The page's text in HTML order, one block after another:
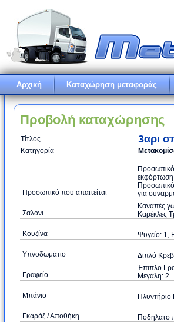
Αρχική Καταχώρηση μεταφοράς
Προβολή καταχώρησης
Τίτλος 3αρι
Κατηγορία
Προσωπικό που απαιτείται
για
Σαλόνι
Καναπές
Καρέκλες
Κουζίνα Ψυγείο: 1,
Υπνοδωμάτιο Διπλό
Γραφείο
Έπιπλο
Μεγάλη: 2
Μπάνιο
Γκαράζ / Αποθήκη Ποδήλατο